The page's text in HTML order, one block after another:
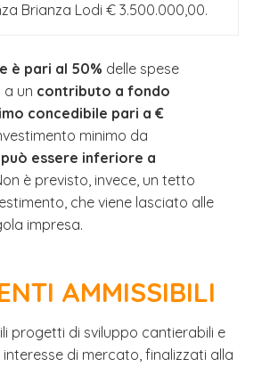
Brianza Lodi € 3.500.000,00.
è pari al 50% delle spese
a un contributo a fondo
concedibile pari a €
minimo da
essere inferiore a
è previsto, invece, un tetto
che viene lasciato alle
impresa.
AMMISSIBILI
progetti di sviluppo cantierabili e
di mercato, finalizzati alla